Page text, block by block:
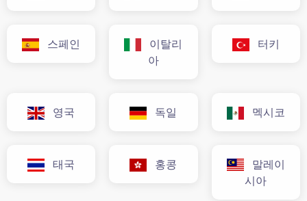
스페인
이탈리
아
터키
영국 독일 멕시코
태국 홍콩
말레이
시아